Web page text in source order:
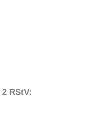
RStV: